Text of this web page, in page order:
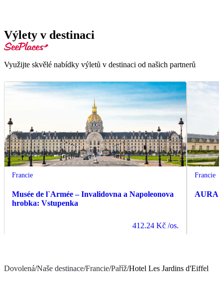
Výlety v destinaci
Využijte skvělé nabídky výletů v destinaci od našich partnerů
Francie
Musée de l`Armée – Invalidovna a Napoleonova
hrobka: Vstupenka
412.24 Kč /os.
Francie
AURA
Dovolená/Naše destinace/Francie/Paříž/Hotel Les Jardins d'Eiffel